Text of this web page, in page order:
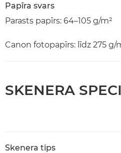
Papīra svars
Parasts papīrs: 64–105 g/m²
Canon fotopapīrs: līdz 275 g/
SKENERA
Skenera tips